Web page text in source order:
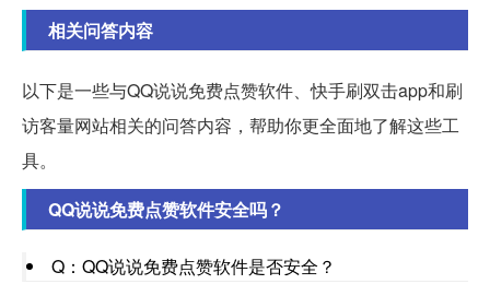
相关问答内容
以下是一些与QQ说说免费点赞软件、快手刷双击app和刷
访客量网站相关的问答内容，帮助你更全面地了解这些工
具。
QQ说说免费点赞软件安全吗？
Q：QQ说说免费点赞软件是否安全？